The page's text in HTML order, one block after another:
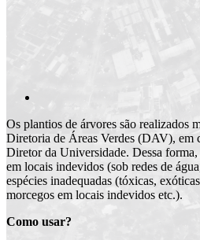
Os plantios de árvores são realizados
Diretoria de Áreas Verdes (DAV), em
Diretor da Universidade. Dessa forma,
em locais indevidos (sob redes de
espécies inadequadas (tóxicas,
morcegos em locais indevidos etc.).
Como usar?